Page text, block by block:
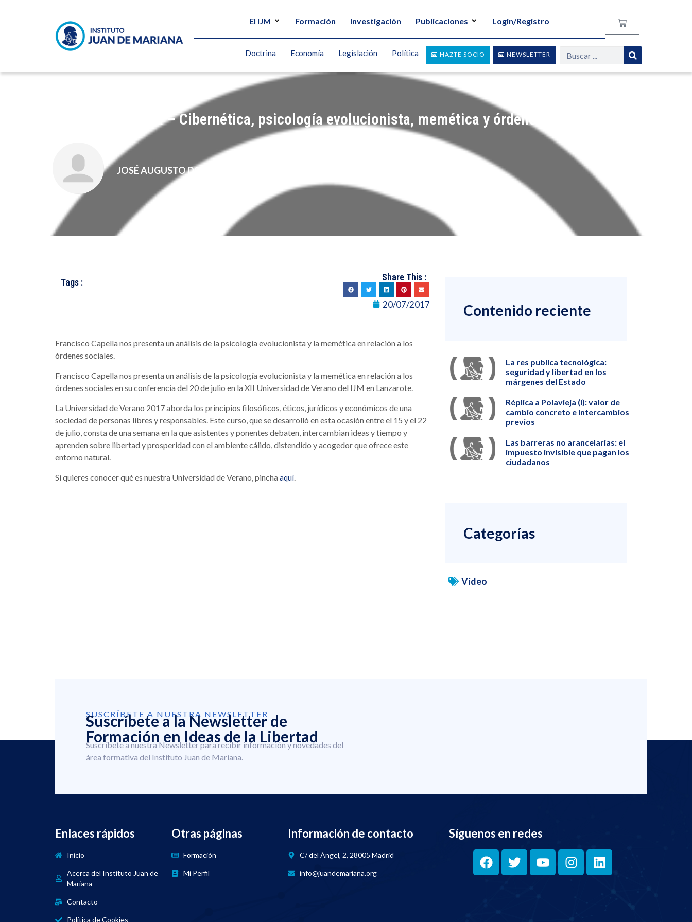
El IJM Formación Investigación Publicaciones Login/Registro
NEWSLETTER
HAZTE SOCIO
Doctrina Economía Legislación Política
Francisco Capella – Cibernética, psicología evolucionista, memética y órdenes sociales
JOSÉ AUGUSTO DOMÍNGUEZ
Tags : Share This :
20/07/2017
Francisco Capella nos presenta un análisis de la psicología evolucionista y la memética en relación a los
órdenes sociales.
Francisco Capella nos presenta un análisis de la psicología evolucionista y la memética en relación a los
órdenes sociales en su conferencia del 20 de julio en la XII Universidad de Verano del IJM en Lanzarote.
La Universidad de Verano 2017 aborda los principios filosóficos, éticos, jurídicos y económicos de una
sociedad de personas libres y responsables. Este curso, que se desarrolló en esta ocasión entre el 15 y el 22
de julio, consta de una semana en la que asistentes y ponentes debaten, intercambian ideas y tiempo y
aprenden sobre libertad y prosperidad con el ambiente cálido, distendido y acogedor que ofrece este
entorno natural.
Si quieres conocer qué es nuestra Universidad de Verano, pinchaaquí.
Contenido reciente
La res publica tecnológica:
seguridad y libertad en los
márgenes del Estado
Réplica a Polavieja (I): valor de
cambio concreto e intercambios
previos
Las barreras no arancelarias: el
impuesto invisible que pagan los
ciudadanos
Categorías
Vídeo
SUSCRÍBETE A NUESTRA NEWSLETTER
Suscríbete a la Newsletter de
Formación en Ideas de la Libertad
Suscríbete a nuestra Newsletter para recibir información y novedades del
área formativa del Instituto Juan de Mariana.
Enlaces rápidos
Inicio
Acerca del Instituto Juan de
Mariana
Contacto
Política de Cookies
Otras páginas
Formación
Mi Perfil
Información de contacto
C/ del Ángel, 2, 28005 Madrid
info@juandemariana.org
Síguenos en redes